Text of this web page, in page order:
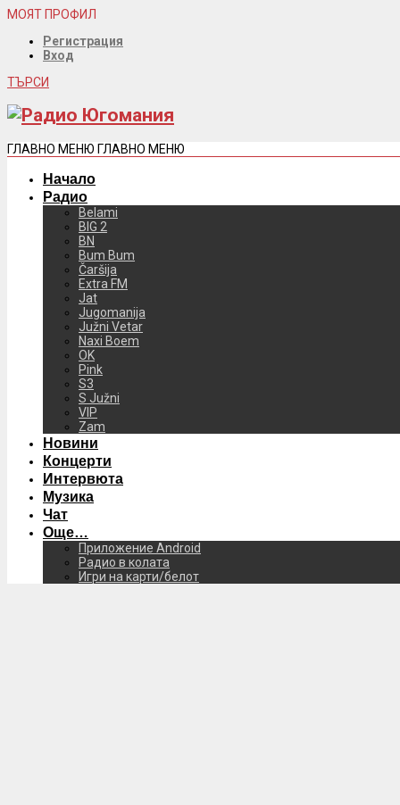
МОЯТ ПРОФИЛ
Регистрация
Вход
ТЪРСИ
ГЛАВНО МЕНЮ ГЛАВНО МЕНЮ
Начало
Радио
Belami
BIG 2
BN
Bum Bum
Čaršija
Extra FM
Jat
Jugomanija
Južni Vetar
Naxi Boem
OK
Pink
S3
S Južni
VIP
Zam
Новини
Концерти
Интервюта
Музика
Чат
Още…
Приложение Android
Радио в колата
Игри на карти/белот